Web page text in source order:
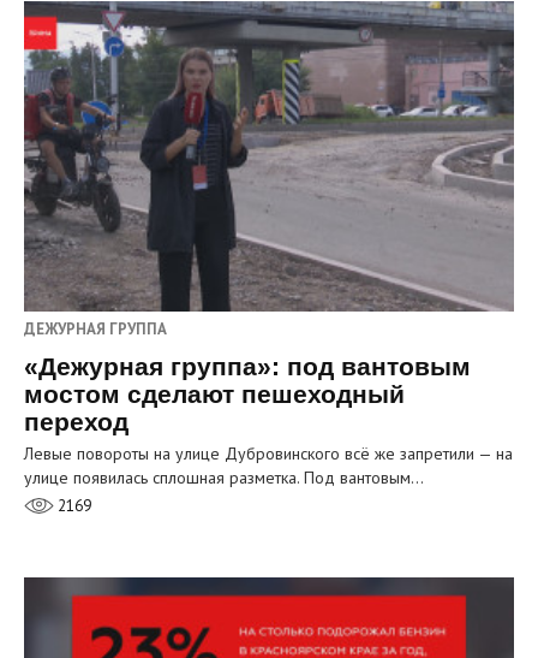
ДЕЖУРНАЯ ГРУППА
«Дежурная группа»: под вантовым
мостом сделают пешеходный
переход
Левые повороты на улице Дубровинского всё же запретили — на
улице появилась сплошная разметка. Под вантовым…
2169